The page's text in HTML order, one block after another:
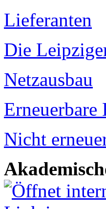
Lieferanten
Die
Netzausbau
Erneuerbare
Nicht